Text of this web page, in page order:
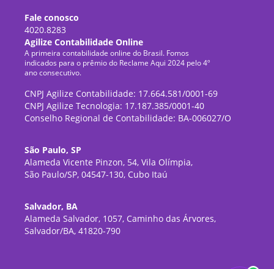
Fale conosco
4020.8283
Agilize Contabilidade Online
A primeira contabilidade online do Brasil. Fomos
indicados para o prêmio do Reclame Aqui 2024 pelo 4º
ano consecutivo.
CNPJ Agilize Contabilidade: 17.664.581/0001-69
CNPJ Agilize Tecnologia: 17.187.385/0001-40
Conselho Regional de Contabilidade: BA-006027/O
São Paulo, SP
Alameda Vicente Pinzon, 54, Vila Olímpia,
São Paulo/SP, 04547-130, Cubo Itaú
Salvador, BA
Alameda Salvador, 1057, Caminho das Árvores,
Salvador/BA, 41820-790